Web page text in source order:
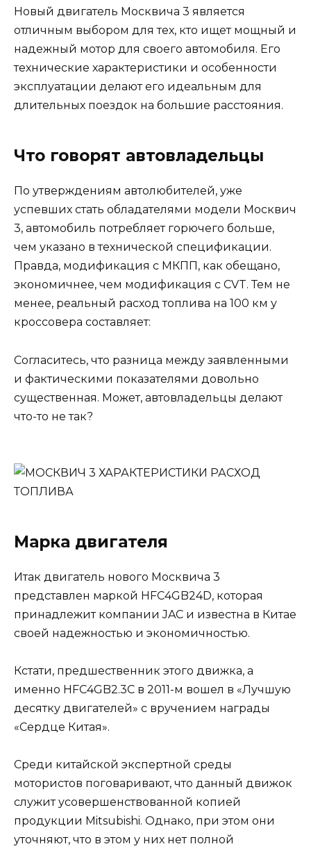
Новый двигатель Москвича 3 является
отличным выбором для тех, кто ищет мощный и
надежный мотор для своего автомобиля. Его
технические характеристики и особенности
эксплуатации делают его идеальным для
длительных поездок на большие расстояния.
Что говорят автовладельцы
По утверждениям автолюбителей, уже
успевших стать обладателями модели Москвич
3, автомобиль потребляет горючего больше,
чем указано в технической спецификации.
Правда, модификация с МКПП, как обещано,
экономичнее, чем модификация с CVT. Тем не
менее, реальный расход топлива на 100 км у
кроссовера составляет:
Согласитесь, что разница между заявленными
и фактическими показателями довольно
существенная. Может, автовладельцы делают
что-то не так?
Марка двигателя
Итак двигатель нового Москвича 3
представлен маркой HFC4GB24D, которая
принадлежит компании JAC и известна в Китае
своей надежностью и экономичностью.
Кстати, предшественник этого движка, а
именно HFC4GB2.3C в 2011-м вошел в «Лучшую
десятку двигателей» с вручением награды
«Сердце Китая».
Среди китайской экспертной среды
мотористов поговаривают, что данный движок
служит усовершенствованной копией
продукции Mitsubishi. Однако, при этом они
уточняют, что в этом у них нет полной